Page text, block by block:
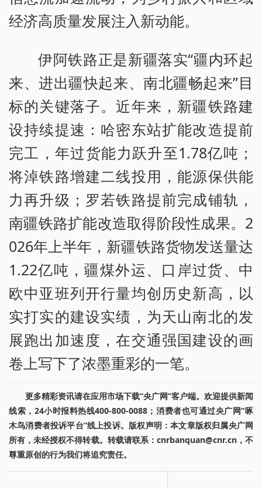
经济高质量发展注入新动能。
伊阿铁路正是新疆落实“疆内环起
来、进出疆快起来、南北疆畅起来”目
标的关键落子。近年来，新疆铁路建
设持续提速：哈密东站扩能改造提前
完工，年过货能力跃升至1.78亿吨；
将淖铁路增建二线投用，能源保供能
力再升级；罗若铁路提前完成铺轨，
南疆铁路扩能改造取得阶段性成果。2
026年上半年，新疆铁路货物发送量达
1.22亿吨，疆煤外运、口岸过货、中
欧中亚班列开行量均创历史新高，以
实打实的建设实绩，为天山南北的发
展跑出加速度，在交通强国建设的画
卷上写下了浓墨重彩的一笔。
更多精彩资讯请在应用市场下载“央广网”客户端。欢迎提供新闻
线索，24小时报料热线400-800-0088；消费者也可通过央广网“啄
木鸟消费者投诉平台”线上投诉。版权声明：本文章版权归属央广网
所有，未经授权不得转载。转载请联系：cnrbanquan@cnr.cn，不
尊重原创的行为我们将追究责任。